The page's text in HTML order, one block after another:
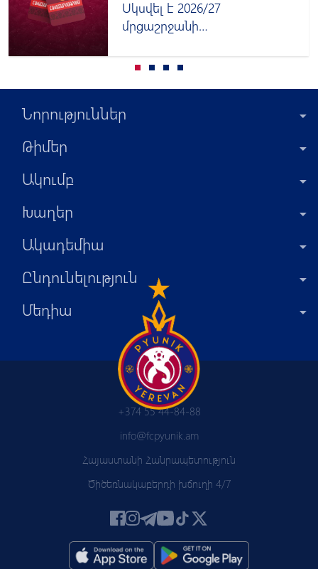
Սկսվել է 2026/27
մրցաշրջանի
Նորություններ
Թիմեր
Ակումբ
Խաղեր
Ակադեմիա
Ընդունելություն
Մեդիա
+374 55 44-84-88
info@fcpyunik.am
Հայաստանի Հանրապետություն
Ծիծեռնակաբերդի խճուղի 4/7